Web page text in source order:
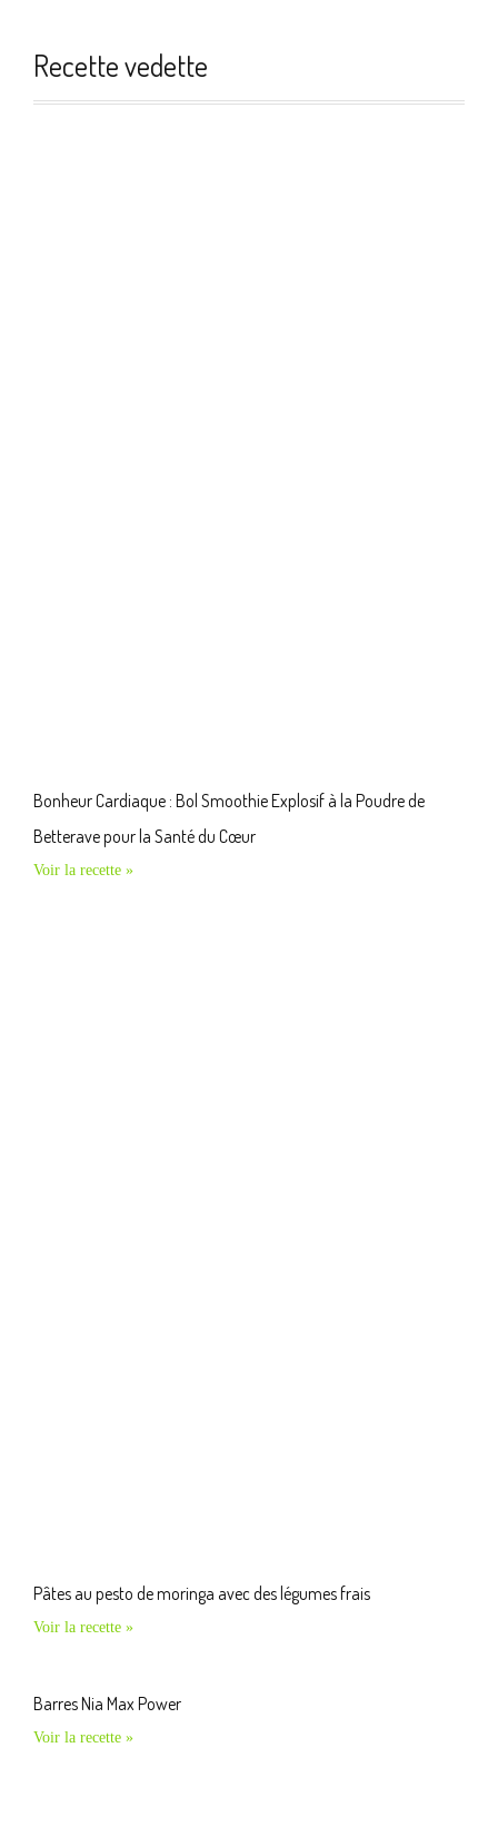
Recette vedette
Bonheur Cardiaque : Bol Smoothie Explosif à la Poudre de
Betterave pour la Santé du Cœur
Voir la recette »
Pâtes au pesto de moringa avec des légumes frais
Voir la recette »
Barres Nia Max Power
Voir la recette »